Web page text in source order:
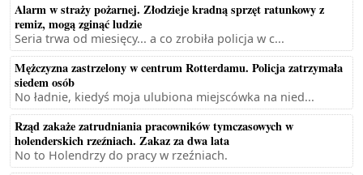
Alarm w straży pożarnej. Złodzieje kradną sprzęt ratunkowy z
remiz, mogą zginąć ludzie
Seria trwa od miesięcy... a co zrobiła policja w c...
Mężczyzna zastrzelony w centrum Rotterdamu. Policja zatrzymała
siedem osób
No ładnie, kiedyś moja ulubiona miejscówka na nied...
Rząd zakaże zatrudniania pracowników tymczasowych w
holenderskich rzeźniach. Zakaz za dwa lata
No to Holendrzy do pracy w rzeźniach.